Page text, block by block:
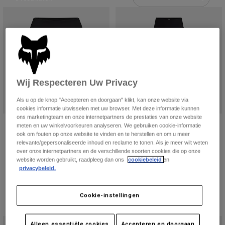
Korte broeken
Handschoenen
Beschermingen
Brillen
Sokken
Onderdelen
Handschoenen
Jassen
Protections
Brillen
Sokken
Tassen & Accessoires
Overhemden
Women
Hoodies en truien
Jassen
Leggings & Broeken
Shirts
Alles bekijken
Youth
Brillen
Socks
Alles bekijken
Moto
Helmen
Shirts
Pants
Boots
Brillen
Motive Biker Shorts voor dames
Price reduced from
€ 69,99 to € 45,49
Product swatch type of Zwart.
Product swatch type of Bloed Oranje.
Product swatch type of Magenta.
Product swatch type of Olijfgroen.
Product swatch type of Schemerblauw.
Motive damesleggings
Price reduced from
€ 99,99 to € 49,99
Product swatch type of Zwart.
Product swatch type of
Product swatch
ProductProduct
Wij Respecteren Uw Privacy
Als u op de knop "Accepteren en doorgaan" klikt, kan onze website via
cookies informatie uitwisselen met uw browser. Met deze informatie kunnen
ons marketingteam en onze internetpartners de prestaties van onze website
meten en uw winkelvoorkeuren analyseren. We gebruiken cookie-informatie
ook om fouten op onze website te vinden en te herstellen en om u meer
relevante/gepersonaliseerde inhoud en reclame te tonen. Als je meer wilt weten
over onze internetpartners en de verschillende soorten cookies die op onze
website worden gebruikt, raadpleeg dan ons
cookiebeleid en
privacybeleid.
Cookie-instellingen